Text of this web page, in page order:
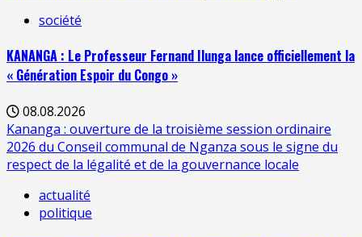
société
KANANGA : Le Professeur Fernand Ilunga lance officiellement la
« Génération Espoir du Congo »
08.08.2026
Kananga : ouverture de la troisième session ordinaire
2026 du Conseil communal de Nganza sous le signe du
respect de la légalité et de la gouvernance locale
actualité
politique